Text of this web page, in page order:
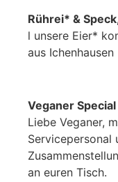
Rührei* &
l unsere Eier*
aus Ichenhausen
Veganer Special
Liebe Veganer,
Servicepersonal
an euren Tisch.